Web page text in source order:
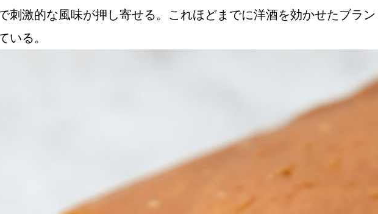
激的な風味が押し寄せる。これほどまでに洋酒を効かせたブラン
いる。